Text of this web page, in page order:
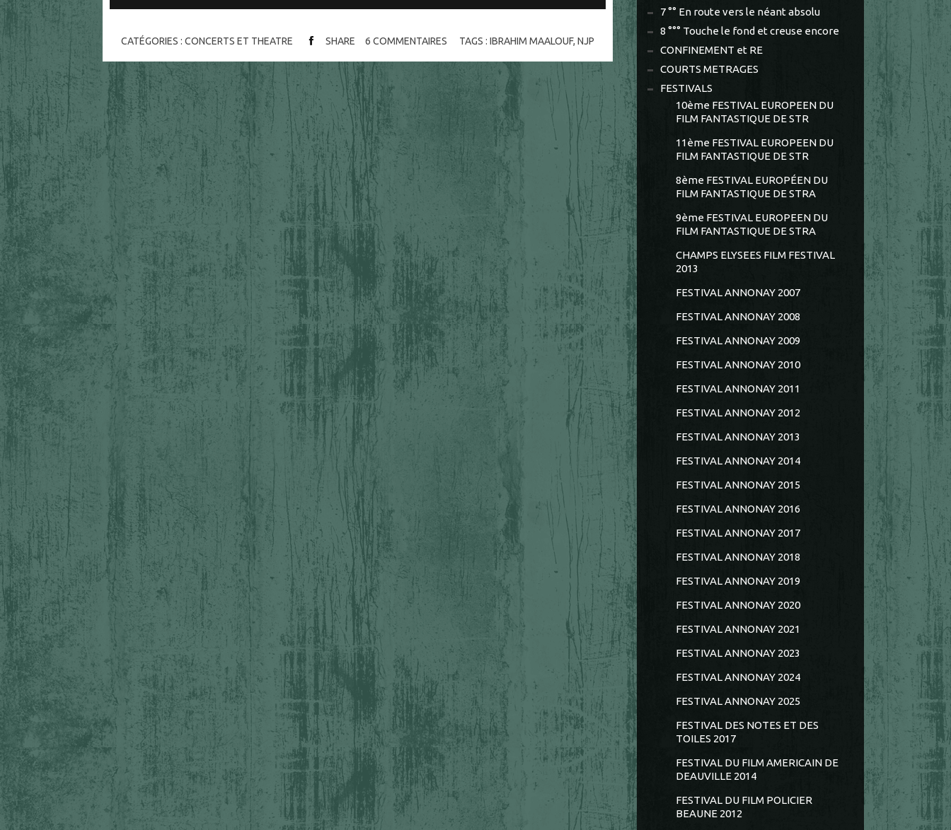
CATÉGORIES : CONCERTS ET THEATRE SHARE 6 COMMENTAIRES TAGS : IBRAHIM MAALOUF, NJP
7 °° En route vers le néant absolu
8 °°° Touche le fond et creuse encore
CONFINEMENT et RE
COURTS METRAGES
FESTIVALS
10ème FESTIVAL EUROPEEN DU
FILM FANTASTIQUE DE STR
11ème FESTIVAL EUROPEEN DU
FILM FANTASTIQUE DE STR
8ème FESTIVAL EUROPÉEN DU
FILM FANTASTIQUE DE STRA
9ème FESTIVAL EUROPEEN DU
FILM FANTASTIQUE DE STRA
CHAMPS ELYSEES FILM FESTIVAL
2013
FESTIVAL ANNONAY 2007
FESTIVAL ANNONAY 2008
FESTIVAL ANNONAY 2009
FESTIVAL ANNONAY 2010
FESTIVAL ANNONAY 2011
FESTIVAL ANNONAY 2012
FESTIVAL ANNONAY 2013
FESTIVAL ANNONAY 2014
FESTIVAL ANNONAY 2015
FESTIVAL ANNONAY 2016
FESTIVAL ANNONAY 2017
FESTIVAL ANNONAY 2018
FESTIVAL ANNONAY 2019
FESTIVAL ANNONAY 2020
FESTIVAL ANNONAY 2021
FESTIVAL ANNONAY 2023
FESTIVAL ANNONAY 2024
FESTIVAL ANNONAY 2025
FESTIVAL DES NOTES ET DES
TOILES 2017
FESTIVAL DU FILM AMERICAIN DE
DEAUVILLE 2014
FESTIVAL DU FILM POLICIER
BEAUNE 2012